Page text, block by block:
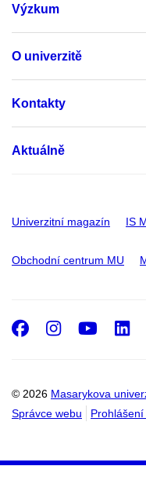
Výzkum
O univerzitě
Kontakty
Aktuálně
Univerzitní magazín IS
Obchodní centrum MU
© 2026 Masarykova
Správce webu
Facebook